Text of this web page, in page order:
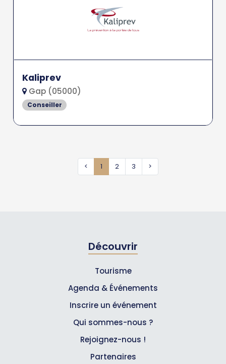
Kaliprev
Gap (05000)
Conseiller
< 1 2 3 >
Découvrir
Tourisme
Agenda & Événements
Inscrire un événement
Qui sommes-nous ?
Rejoignez-nous !
Partenaires